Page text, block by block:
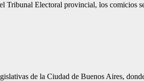
Tribunal Electoral provincial, los comicios
de la Ciudad de Buenos Aires,